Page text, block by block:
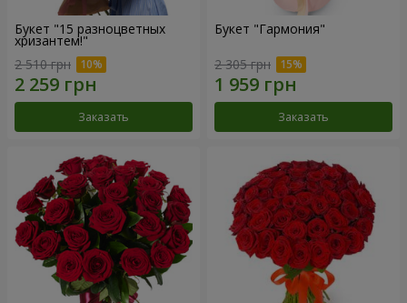
Букет "15 разноцветных
хризантем!"
2 510 грн
Заказать
Букет "Гармония"
2 305 грн
Заказать